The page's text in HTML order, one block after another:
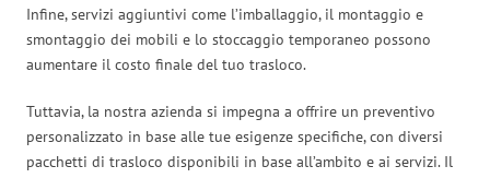
Infine, servizi aggiuntivi come l’imballaggio, il montaggio e
smontaggio dei mobili e lo stoccaggio temporaneo possono
aumentare il costo finale del tuo trasloco.
Tuttavia, la nostra azienda si impegna a offrire un preventivo
personalizzato in base alle tue esigenze specifiche, con diversi
pacchetti di trasloco disponibili in base all’ambito e ai servizi. Il